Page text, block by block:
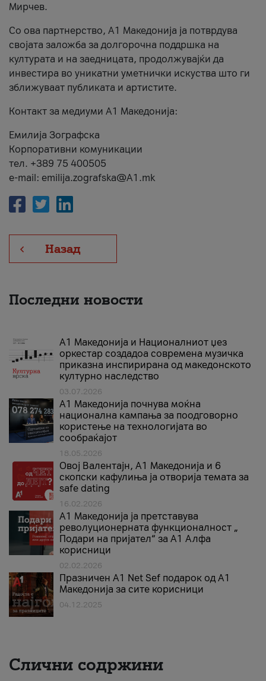
Мирчев.
Со ова партнерство, A1 Македонија ја потврдува
својата заложба за долгорочна поддршка на
културата и на заедницата, продолжувајќи да
инвестира во уникатни уметнички искуства што ги
зближуваат публиката и артистите.
Контакт за медиуми А1 Македонија:
Емилија Зографска
Корпоративни комуникации
тел. +389 75 400505
e-mail: emilija.zografska@A1.mk
Назад
Последни новости
А1 Македонија и Националниот џез
оркестар создадоа современа музичка
приказна инспирирана од македонското
културно наследство
03.07.2026
A1 Македонија почнува моќна
национална кампања за поодговорно
користење на технологијата во
сообраќајот
18.05.2026
Овој Валентајн, A1 Македонија и 6
скопски кафулиња ја отворија темата за
safe dating
16.02.2026
А1 Македонија ја претставува
револуционерната функционалност „
Подари на пријател“ за А1 Алфа
корисници
02.02.2026
Празничен A1 Net Sеf подарок од А1
Македонија за сите корисници
04.12.2025
Слични содржини